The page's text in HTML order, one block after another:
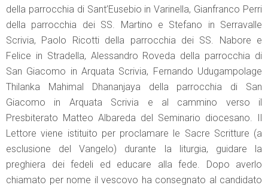
della parrocchia di Sant’Eusebio in Varinella, Gianfranco Perri
della parrocchia dei SS. Martino e Stefano in Serravalle
Scrivia, Paolo Ricotti della parrocchia dei SS. Nabore e
Felice in Stradella, Alessandro Roveda della parrocchia di
San Giacomo in Arquata Scrivia, Fernando Udugampolage
Thilanka Mahimal Dhananjaya della parrocchia di San
Giacomo in Arquata Scrivia e al cammino verso il
Presbiterato Matteo Albareda del Seminario diocesano. Il
Lettore viene istituito per proclamare le Sacre Scritture (a
esclusione del Vangelo) durante la liturgia, guidare la
preghiera dei fedeli ed educare alla fede. Dopo averlo
chiamato per nome il vescovo ha consegnato al candidato